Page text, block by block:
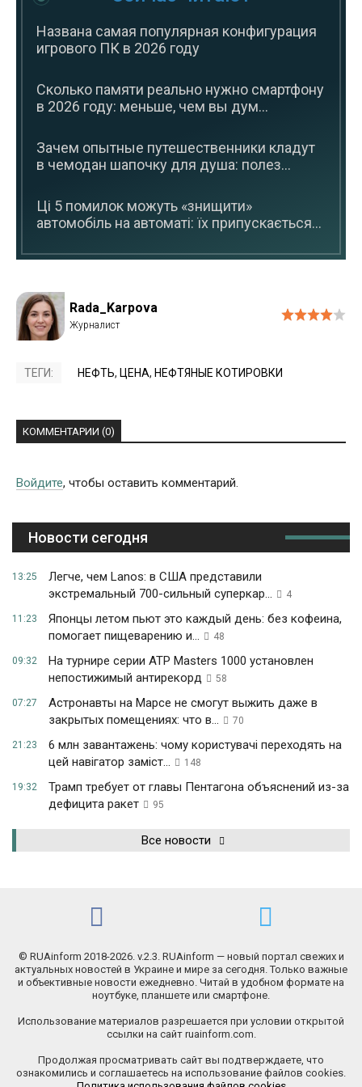
Названа самая популярная конфигурация
игрового ПК в 2026 году
Сколько памяти реально нужно смартфону
в 2026 году: меньше, чем вы дум...
Зачем опытные путешественники кладут
в чемодан шапочку для душа: полез...
Ці 5 помилок можуть «знищити»
автомобіль на автоматі: їх припускається...
Rada_Karpova
ТЕГИ: НЕФТЬ, ЦЕНА, НЕФТЯНЫЕ КОТИРОВКИ
КОММЕНТАРИИ (0)
Войдите, чтобы оставить комментарий.
Новости сегодня
13:25
Легче, чем Lanos: в США представили
экстремальный 700-сильный суперкар...
4
11:23
Японцы летом пьют это каждый день: без кофеина,
помогает пищеварению и...
48
09:32
На турнире серии ATP Masters 1000 установлен
непостижимый антирекорд
58
07:27
Астронавты на Марсе не смогут выжить даже в
закрытых помещениях: что в...
70
21:23
6 млн завантажень: чому користувачі переходять на
цей навігатор заміст...
148
19:32
Трамп требует от главы Пентагона объяснений из-за
дефицита ракет
95
Все новости
© RUAinform 2018-2026. v.2.3. RUAinform — новый портал свежих и
актуальных новостей в Украине и мире за сегодня. Только важные
и объективные новости ежедневно. Читай в удобном формате на
ноутбуке, планшете или смартфоне.
Использование материалов разрешается при условии открытой
ссылки на сайт ruainform.com.
Продолжая просматривать сайт вы подтверждаете, что
ознакомились и соглашаетесь на использование файлов cookies.